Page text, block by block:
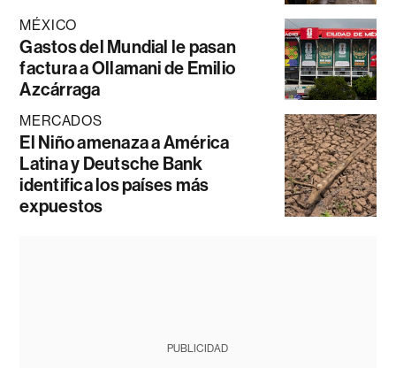
MÉXICO
Gastos del Mundial le pasan
factura a Ollamani de Emilio
Azcárraga
MERCADOS
El Niño amenaza a América
Latina y Deutsche Bank
identifica los países más
expuestos
PUBLICIDAD